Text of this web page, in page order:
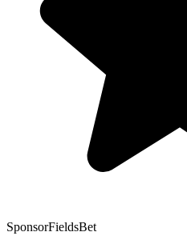
SponsorFieldsBet